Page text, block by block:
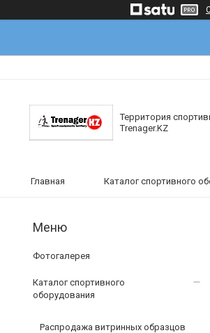
Территория
Trenager.KZ
Главная Каталог спортивного
Фотогалерея
Каталог спортивного
оборудования
Распродажа витринных образцов